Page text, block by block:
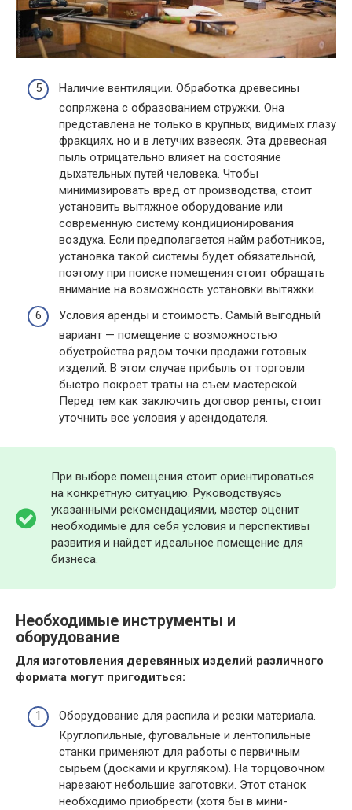
Наличие вентиляции. Обработка древесины
сопряжена с образованием стружки. Она
представлена не только в крупных, видимых глазу
фракциях, но и в летучих взвесях. Эта древесная
пыль отрицательно влияет на состояние
дыхательных путей человека. Чтобы
минимизировать вред от производства, стоит
установить вытяжное оборудование или
современную систему кондиционирования
воздуха. Если предполагается найм работников,
установка такой системы будет обязательной,
поэтому при поиске помещения стоит обращать
внимание на возможность установки вытяжки.
Условия аренды и стоимость. Самый выгодный
вариант — помещение с возможностью
обустройства рядом точки продажи готовых
изделий. В этом случае прибыль от торговли
быстро покроет траты на съем мастерской.
Перед тем как заключить договор ренты, стоит
уточнить все условия у арендодателя.
При выборе помещения стоит ориентироваться
на конкретную ситуацию. Руководствуясь
указанными рекомендациями, мастер оценит
необходимые для себя условия и перспективы
развития и найдет идеальное помещение для
бизнеса.
Необходимые инструменты и
оборудование
Для изготовления деревянных изделий различного
формата могут пригодиться:
Оборудование для распила и резки материала.
Круглопильные, фуговальные и лентопильные
станки применяют для работы с первичным
сырьем (досками и кругляком). На торцовочном
нарезают небольшие заготовки. Этот станок
необходимо приобрести (хотя бы в мини-